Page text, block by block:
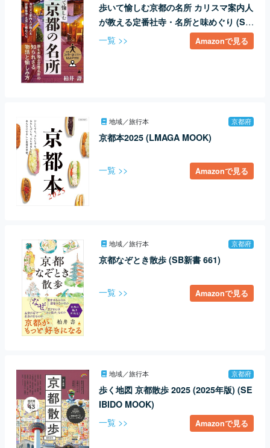
歩いて愉しむ京都の名所 カリスマ案内人
が教える定番社寺・名所と味めぐり (SB
新書 617)
一覧 >> Amazonで見る
地域／旅行本 京都府
京都本2025 (LMAGA MOOK)
一覧 >> Amazonで見る
地域／旅行本 京都府
京都なぞとき散歩 (SB新書 661)
一覧 >> Amazonで見る
地域／旅行本 京都府
歩く地図 京都散歩 2025 (2025年版) (SE
IBIDO MOOK)
一覧 >> Amazonで見る